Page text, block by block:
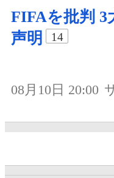
FIFAを批判 3
声明
14
08月10日 20:00